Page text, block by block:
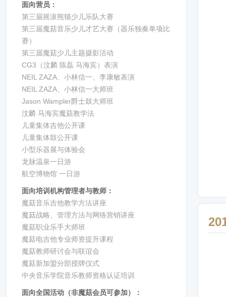
面向营员：
第三届摇滚熊猫少儿乐队大赛
第三届魔菇音乐少儿才艺大赛（器乐独奏单项比
赛）
第三届魔菇少儿主题摄影活动
CG3（汶麟 陈磊 马海宾）表演
NEIL ZAZA、小林信一、李康敏表演
NEIL ZAZA、小林信一大师班
Jason Wampler爵士鼓大师班
汶麟 马海宾魔菇教学法
儿童集体吉他公开课
儿童集体鼓公开课
小型乐器展与体验会
龙脉温泉一日游
航空博物馆 一日游
面向培训机构管理者与教师：
魔菇音乐吉他教学方法讲座
魔菇战略、管理方法与网络营销讲座
魔菇职业乐手大师班
魔菇电吉他专业师资提升课程
魔菇教师研讨会与联谊会
魔菇新加盟分部授牌仪式
中央音乐学院音乐教师资格认证培训
面向全国活动（非魔菇会员可参加）：